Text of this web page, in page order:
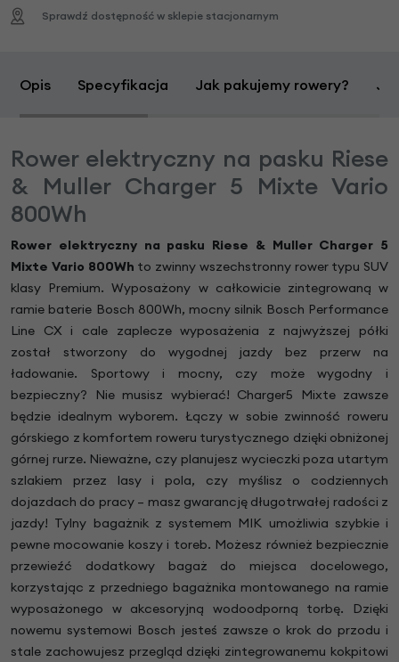
Sprawdź dostępność w sklepie stacjonarnym
Opis Specyfikacja Jak pakujemy rowery?
Rower elektryczny na pasku Riese
& Muller Charger 5 Mixte Vario
800Wh
Rower elektryczny na pasku Riese & Muller Charger 5
Mixte Vario 800Wh to zwinny wszechstronny rower typu SUV
klasy Premium. Wyposażony w całkowicie zintegrowaną w
ramie baterie Bosch 800Wh, mocny silnik Bosch Performance
Line CX i cale zaplecze wyposażenia z najwyższej półki
został stworzony do wygodnej jazdy bez przerw na
ładowanie. Sportowy i mocny, czy może wygodny i
bezpieczny? Nie musisz wybierać! Charger5 Mixte zawsze
będzie idealnym wyborem. Łączy w sobie zwinność roweru
górskiego z komfortem roweru turystycznego dzięki obniżonej
górnej rurze. Nieważne, czy planujesz wycieczki poza utartym
szlakiem przez lasy i pola, czy myślisz o codziennych
dojazdach do pracy – masz gwarancję długotrwałej radości z
jazdy! Tylny bagażnik z systemem MIK umożliwia szybkie i
pewne mocowanie koszy i toreb. Możesz również bezpiecznie
przewieźć dodatkowy bagaż do miejsca docelowego,
korzystając z przedniego bagażnika montowanego na ramie
wyposażonego w akcesoryjną wodoodporną torbę. Dzięki
nowemu systemowi Bosch jesteś zawsze o krok do przodu i
stale zachowujesz przegląd dzięki zintegrowanemu kokpitowi